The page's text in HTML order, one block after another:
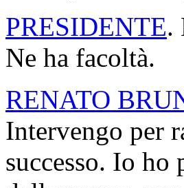
PRESIDENTE.
Ne ha facoltà.
RENATO
Intervengo per
successo. Io ho